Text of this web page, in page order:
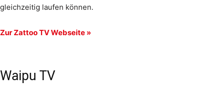
gleichzeitig laufen können.
Zur Zattoo TV Webseite »
Waipu TV